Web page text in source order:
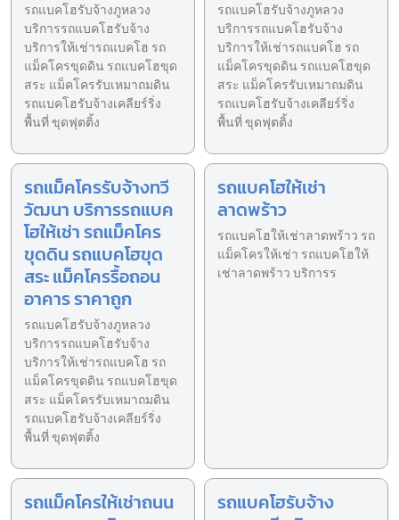
รถแบคโฮรับจ้างภูหลวง
บริการรถแบคโฮรับจ้าง
บริการให้เช่ารถแบคโฮ รถ
แม็คโครขุดดิน รถแบคโฮขุด
สระ แม็คโครรับเหมาถมดิน
รถแบคโฮรับจ้างเคลียร์ริ่ง
พื้นที่ ขุดฟุตติ้ง
รถแบคโฮรับจ้างภูหลวง
บริการรถแบคโฮรับจ้าง
บริการให้เช่ารถแบคโฮ รถ
แม็คโครขุดดิน รถแบคโฮขุด
สระ แม็คโครรับเหมาถมดิน
รถแบคโฮรับจ้างเคลียร์ริ่ง
พื้นที่ ขุดฟุตติ้ง
รถแม็คโครรับจ้างทวี
วัฒนา บริการรถแบค
โฮให้เช่า รถแม็คโคร
ขุดดิน รถแบคโฮขุด
สระ แม็คโครรื้อถอน
อาคาร ราคาถูก
รถแบคโฮรับจ้างภูหลวง
บริการรถแบคโฮรับจ้าง
บริการให้เช่ารถแบคโฮ รถ
แม็คโครขุดดิน รถแบคโฮขุด
สระ แม็คโครรับเหมาถมดิน
รถแบคโฮรับจ้างเคลียร์ริ่ง
พื้นที่ ขุดฟุตติ้ง
รถแบคโฮให้เช่า
ลาดพร้าว
รถแบคโฮให้เช่าลาดพร้าว รถ
แม็คโครให้เช่า รถแบคโฮให้
เช่าลาดพร้าว บริการร
รถแม็คโครให้เช่าถนน
รถแบคโฮรับจ้าง